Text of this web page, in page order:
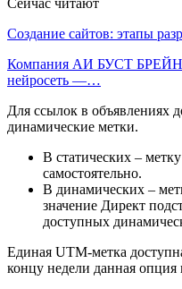
Создание сайтов: этапы
Компания АИ БУСТ БРЕЙН
нейросеть —…
Для ссылок в объявлениях
динамические метки.
В статических –
самостоятельно.
В динамических –
значение Директ
доступных
Единая UTM-метка
концу недели данная опция